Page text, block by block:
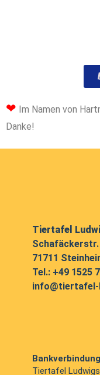
❤ Im Namen von
Danke!
Tiertafel
Schafäckerstr.
71711
Tel.: +49 1525
info@tiertafel-
Tiertafel